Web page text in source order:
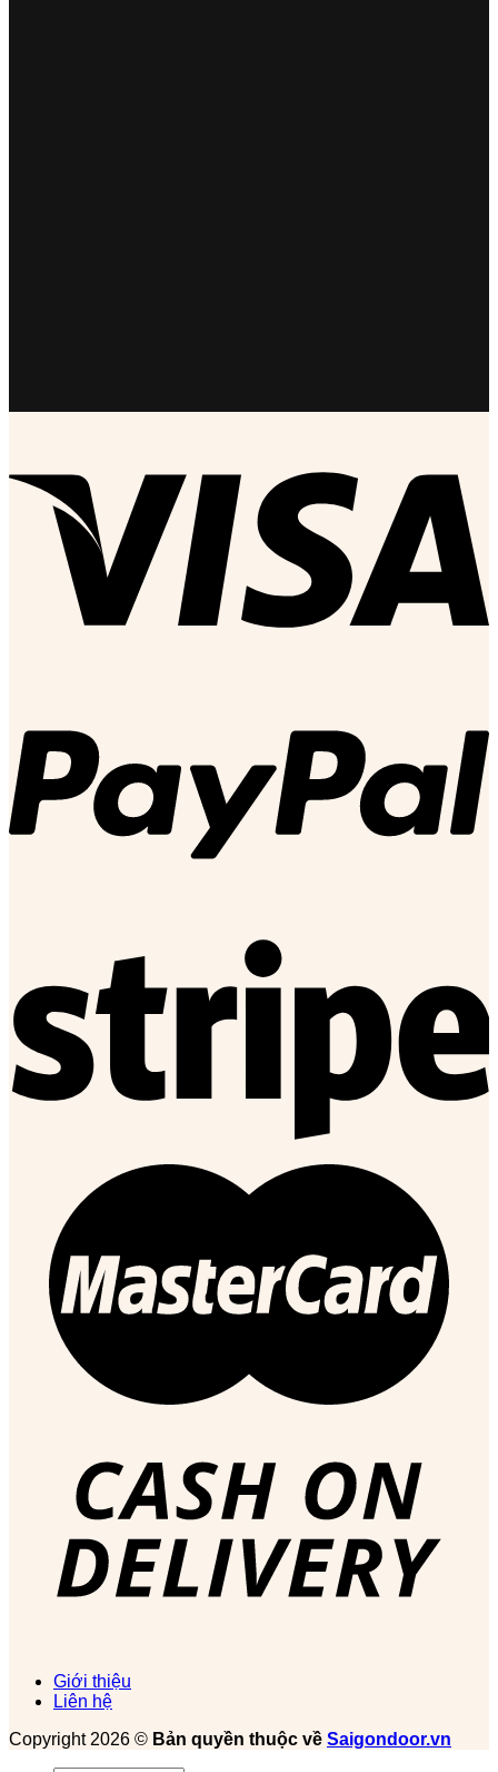
Giới thiệu
Liên hệ
Copyright 2026 © Bản quyền thuộc về Saigondoor.vn